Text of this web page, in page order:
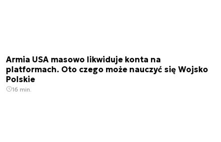
Armia USA masowo likwiduje konta na
platformach. Oto czego może nauczyć się Wojsko
Polskie
16 min.